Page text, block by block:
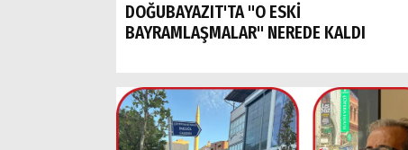
DOĞUBAYAZIT'TA "O ESKİ
BAYRAMLAŞMALAR" NEREDE KALDI